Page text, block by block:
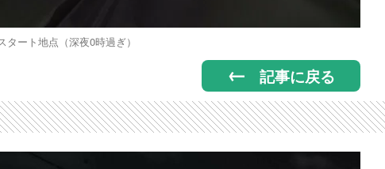
タート地点（深夜0時過ぎ）
記事に戻る